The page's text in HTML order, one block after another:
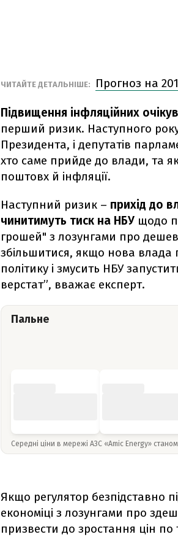
ЧИТАЙТЕ ДЕТАЛЬНІШЕ: Прогноз на
Підвищення інфляційних
перший ризик. Наступного
Президента, і депутатів
хто саме прийде до влади, та
поштовх й інфляції.
Наступний ризик – прихід до
чинитимуть тиск на НБУ щодо
грошей" з лозунгами про
збільшитися, якщо нова
політику і змусить НБУ
верстат”, вважає експерт.
Пальне
Середні ціни в мережі АЗС «Amic Energy»
Якщо регулятор безпідставно
економіці з лозунгами про
призвести до зростання цін